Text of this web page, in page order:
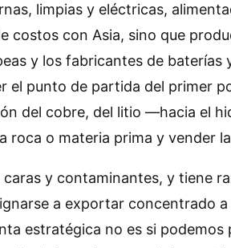
limpias y eléctricas,
costos con Asia, sino que
y los fabricantes de baterías
el punto de partida del primer
del cobre, del litio —hacia el
o materia prima y vender
y contaminantes, y tiene
a exportar concentrado
estratégica no es si